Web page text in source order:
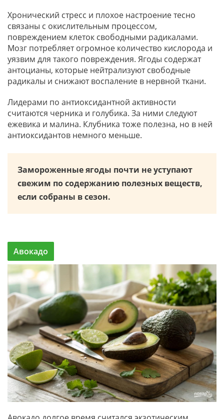
Хронический стресс и плохое настроение тесно
связаны с окислительным процессом,
повреждением клеток свободными радикалами.
Мозг потребляет огромное количество кислорода и
уязвим для такого повреждения. Ягоды содержат
антоцианы, которые нейтрализуют свободные
радикалы и снижают воспаление в нервной ткани.
Лидерами по антиоксидантной активности
считаются черника и голубика. За ними следуют
ежевика и малина. Клубника тоже полезна, но в ней
антиоксидантов немного меньше.
Замороженные ягоды почти не уступают
свежим по содержанию полезных веществ,
если собраны в сезон.
Авокадо